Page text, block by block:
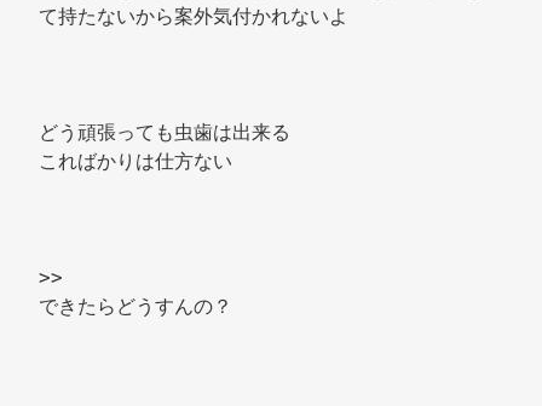
て持たないから案外気付かれないよ
どう頑張っても虫歯は出来る
こればかりは仕方ない
>>
できたらどうすんの？